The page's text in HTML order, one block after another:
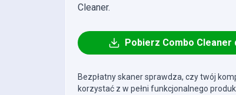
Cleaner.
Pobierz Combo Cleaner
Bezpłatny skaner sprawdza, czy twój
korzystać z w pełni funkcjonalnego